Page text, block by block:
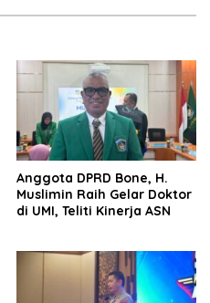
Anggota DPRD Bone, H.
Muslimin Raih Gelar Doktor
di UMI, Teliti Kinerja ASN